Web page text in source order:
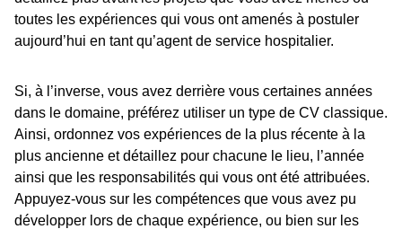
toutes les expériences qui vous ont amenés à postuler
aujourd’hui en tant qu’agent de service hospitalier.
Si, à l’inverse, vous avez derrière vous certaines années
dans le domaine, préférez utiliser un type de CV classique.
Ainsi, ordonnez vos expériences de la plus récente à la
plus ancienne et détaillez pour chacune le lieu, l’année
ainsi que les responsabilités qui vous ont été attribuées.
Appuyez-vous sur les compétences que vous avez pu
développer lors de chaque expérience, ou bien sur les